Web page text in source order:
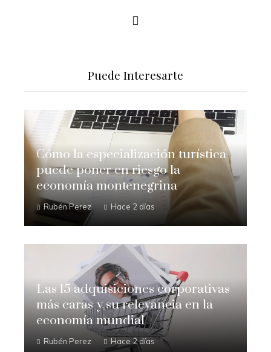
Puede Interesarte
Cómo la especialización turística
puede poner en riesgo la
economía montenegrina
Rubén Perez Hace 2 días
Las 15 adquisiciones corporativas
más caras y su relevancia en la
economía mundial
Rubén Perez Hace 2 días